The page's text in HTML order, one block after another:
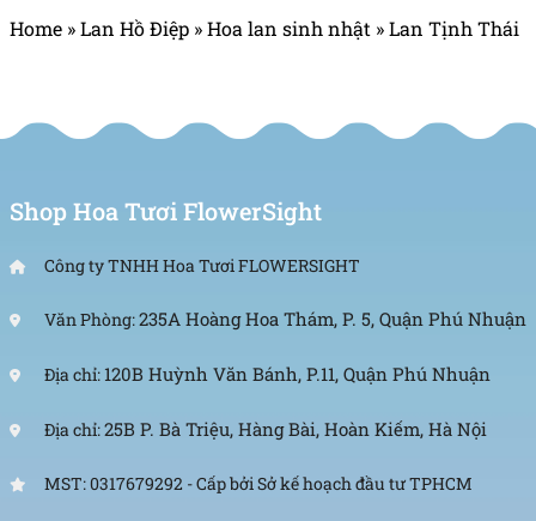
Home »Lan Hồ Điệp »Hoa lan sinh nhật »Lan Tịnh Thái
Shop Hoa Tươi FlowerSight
Công ty TNHH Hoa Tươi FLOWERSIGHT
Văn Phòng:235A Hoàng Hoa Thám, P. 5, Quận Phú Nhuận
Địa chỉ: 120B Huỳnh Văn Bánh, P.11, Quận Phú Nhuận
Địa chỉ:25B P. Bà Triệu, Hàng Bài, Hoàn Kiếm, Hà Nội
MST: 0317679292 - Cấp bởi Sở kế hoạch đầu tư TPHCM